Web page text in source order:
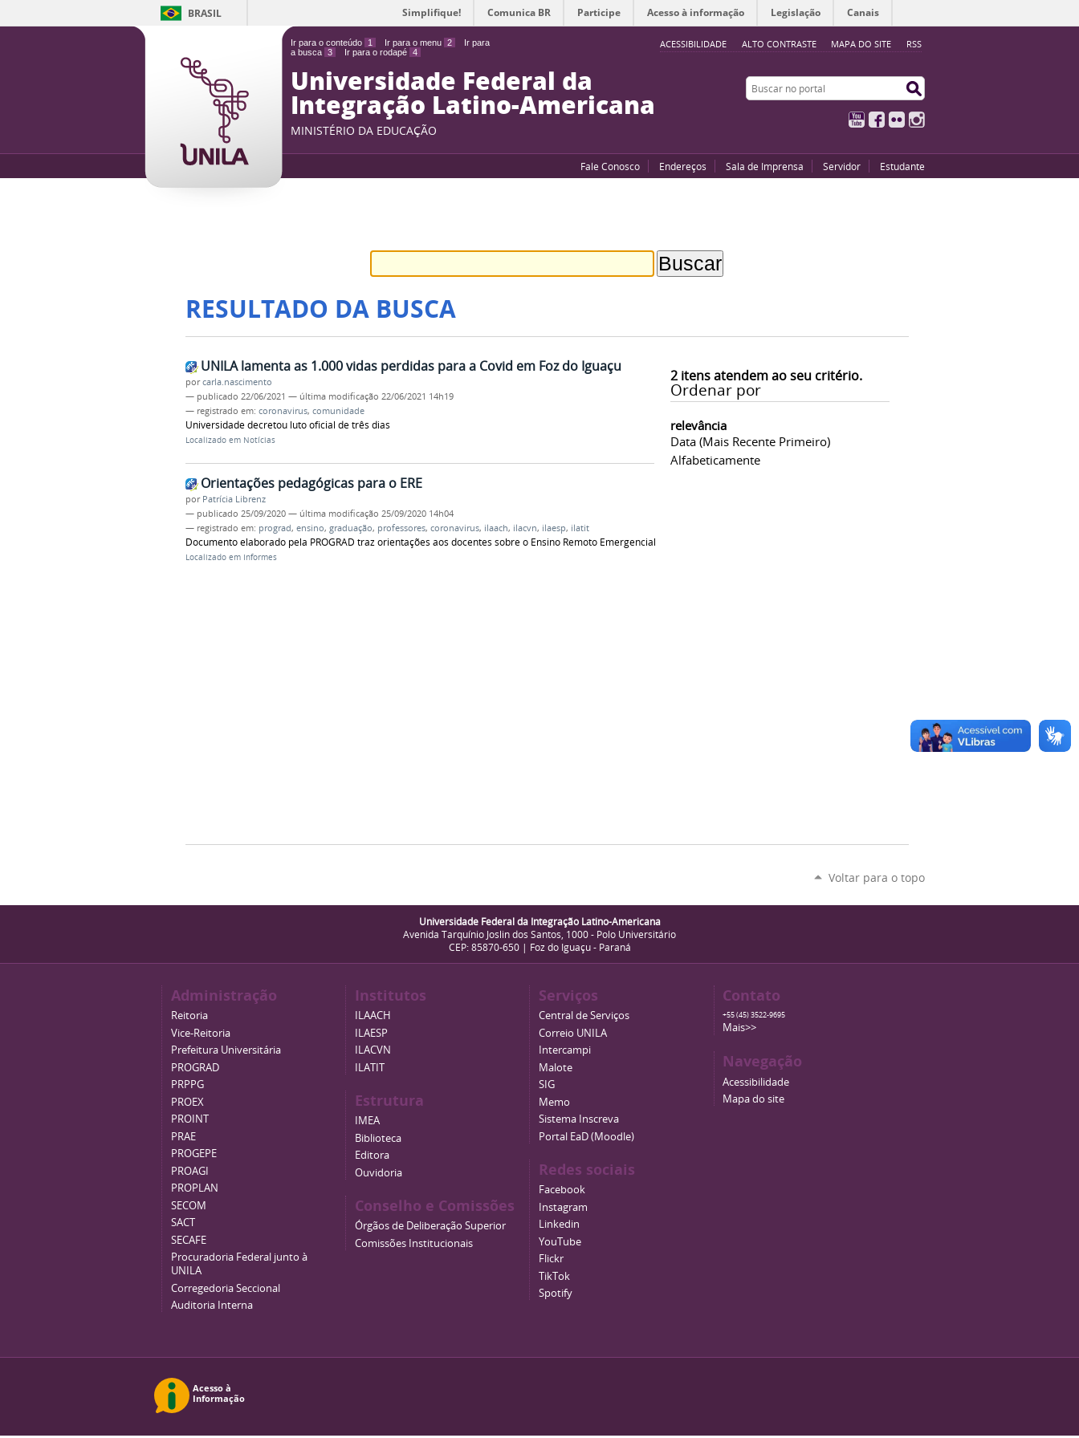
Ir para o conteúdo 1 Ir para o menu 2
Ir para
a busca 3 Ir para o rodapé 4
ACESSIBILIDADE ALTO CONTRASTE MAPA DO SITE RSS
BRASIL Simplifique! Comunica BR Participe Acesso à informação Legislação Canais
Universidade Federal da
Integração Latino-Americana
MINISTÉRIO DA EDUCAÇÃO
Buscar no portal
YouTubeFacebook
Flickr
Fale Conosco Endereços Sala de Imprensa Servidor Estudante
RESULTADO DA BUSCA
2itens atendem ao seu critério.
Ordenar por
relevância
Data (mais Recente Primeiro)
Alfabeticamente
UNILA lamenta as 1.000 vidas perdidas para a Covid em Foz do Iguaçu
porcarla.nascimento
— publicado 22/06/2021 — última modificação 22/06/2021 14h19
— registrado em: coronavirus, comunidade
Universidade decretou luto oficial de três dias
Localizado em Notícias
Orientações pedagógicas para o ERE
por Patrícia Librenz
— publicado 25/09/2020 — última modificação 25/09/2020 14h04
— registrado em: prograd, ensino, graduação, professores, coronavirus, ilaach, ilacvn, ilaesp, ilatit
Documento elaborado pela PROGRAD traz orientações aos docentes sobre o Ensino Remoto Emergencial
Localizado em Informes
Voltar para o topo
Universidade Federal da Integração Latino-Americana
Avenida Tarquínio Joslin dos Santos, 1000 - Polo Universitário
CEP: 85870-650 | Foz do Iguaçu - Paraná
Administração
Reitoria
Vice-Reitoria
Prefeitura Universitária
PROGRAD
PRPPG
PROEX
PROINT
PRAE
PROGEPE
PROAGI
PROPLAN
SECOM
SACT
SECAFE
Procuradoria Federal junto à
UNILA
Corregedoria Seccional
Auditoria Interna
Institutos
ILAACH
ILAESP
ILACVN
ILATIT
Estrutura
IMEA
Biblioteca
Editora
Ouvidoria
Conselho e Comissões
Órgãos de Deliberação Superior
Comissões Institucionais
Serviços
Central de Serviços
Correio UNILA
Intercampi
Malote
SIG
Memo
Sistema Inscreva
Portal EaD (Moodle)
Redes sociais
Facebook
Instagram
Linkedin
YouTube
Flickr
TikTok
Spotify
Contato
+55 (45) 3522-9695
Mais>>
Navegação
Acessibilidade
Mapa do site